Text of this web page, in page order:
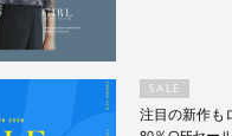
SALE
注目の新作も